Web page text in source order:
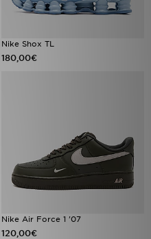
Nike Shox TL
180,00€
Nike Air Force 1 '07
120,00€